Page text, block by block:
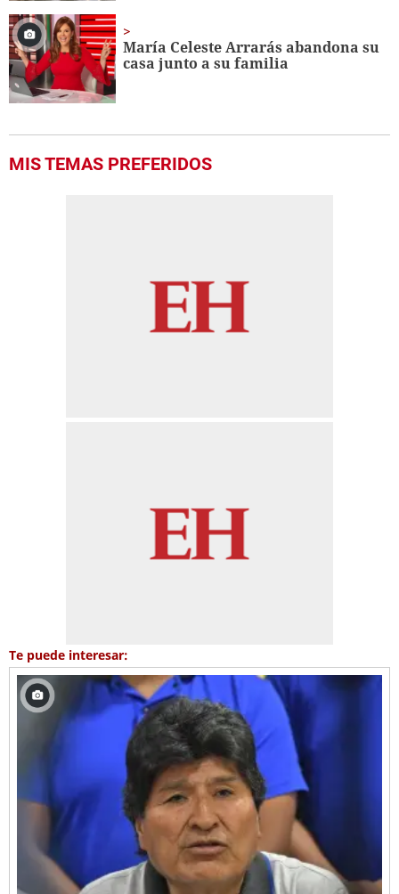
María Celeste Arrarás abandona su
casa junto a su familia
MIS TEMAS PREFERIDOS
Te puede interesar: